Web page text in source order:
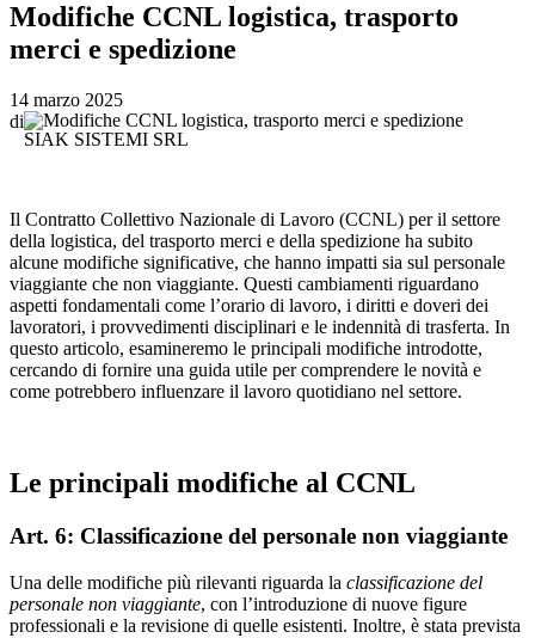
Modifiche CCNL logistica, trasporto
merci e spedizione
14 marzo 2025
di
SIAK SISTEMI SRL
Il Contratto Collettivo Nazionale di Lavoro (CCNL) per il settore
della logistica, del trasporto merci e della spedizione ha subito
alcune modifiche significative, che hanno impatti sia sul personale
viaggiante che non viaggiante. Questi cambiamenti riguardano
aspetti fondamentali come l’orario di lavoro, i diritti e doveri dei
lavoratori, i provvedimenti disciplinari e le indennità di trasferta. In
questo articolo, esamineremo le principali modifiche introdotte,
cercando di fornire una guida utile per comprendere le novità e
come potrebbero influenzare il lavoro quotidiano nel settore.
Le principali modifiche al CCNL
Art. 6: Classificazione del personale non viaggiante
Una delle modifiche più rilevanti riguarda la classificazione del
personale non viaggiante, con l’introduzione di nuove figure
professionali e la revisione di quelle esistenti. Inoltre, è stata prevista